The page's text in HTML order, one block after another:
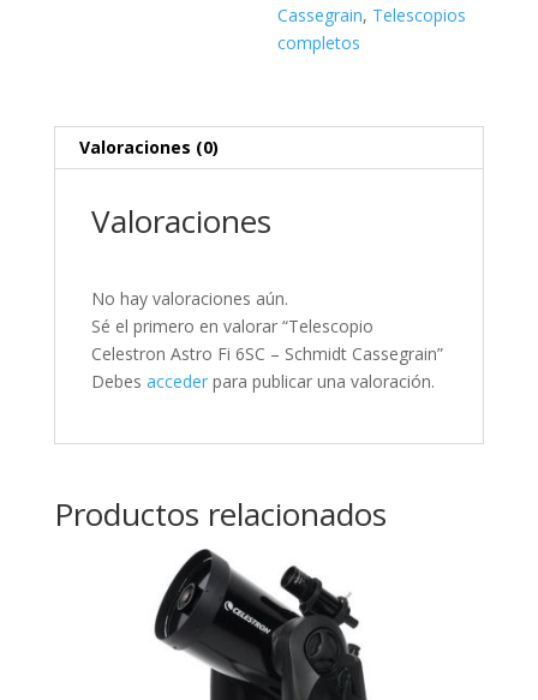
Cassegrain, Telescopios
completos
Valoraciones (0)
Valoraciones
No hay valoraciones aún.
Sé el primero en valorar “Telescopio
Celestron Astro Fi 6SC – Schmidt Cassegrain”
Debes accederpara publicar una valoración.
Productos relacionados